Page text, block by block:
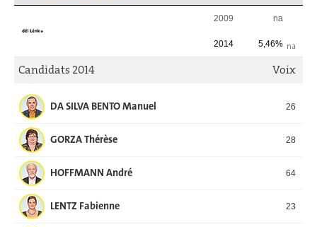
2009 na
na
2014 5,46%
Candidats 2014 Voix
DA SILVA BENTO Manuel 26
GORZA Thérèse 28
HOFFMANN André 64
LENTZ Fabienne 23